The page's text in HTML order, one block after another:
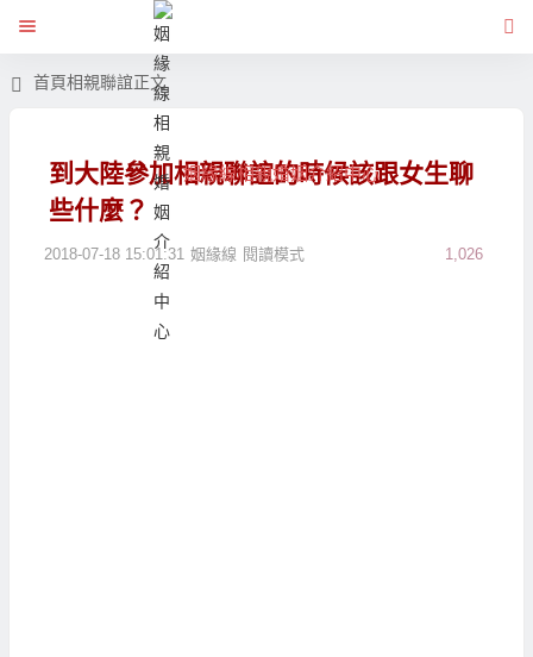
姻緣線相親婚姻介紹中心
首頁相親聯誼正文
到大陸參加相親聯誼的時候該跟女生聊
些什麼？
2018-07-18 15:01:31 姻緣線 1,026
閱讀模式